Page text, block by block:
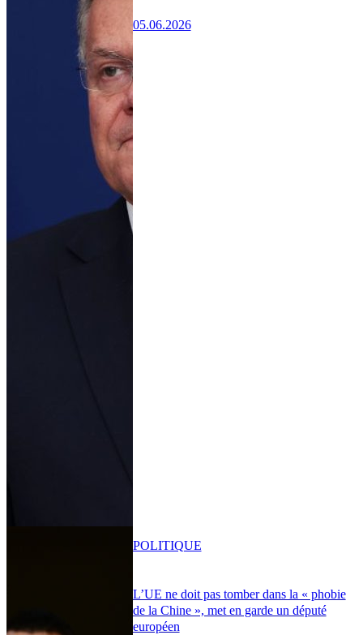
05.06.2026
L’UE ne doit pas tomber dans la « phobie
de la Chine », met en garde un député
européen
POLITIQUE